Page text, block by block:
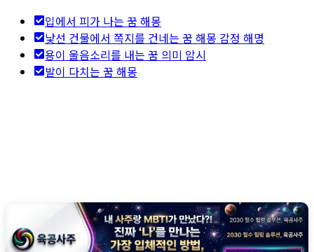
입에서 피가 나는 꿈 해몽
낯선 건물에서 쪽지를 건네는 꿈 해몽 감정 해명
용이 울음소리를 내는 꿈 의미 암시
발이 다치는 꿈 해몽